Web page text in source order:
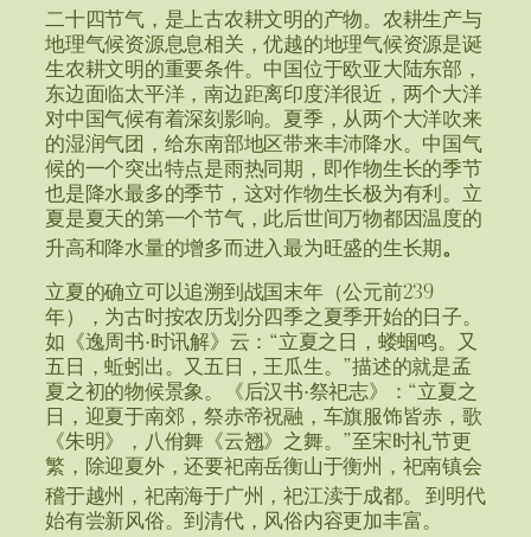
二十四节气，是上古农耕文明的产物。农耕生产与
地理气候资源息息相关，优越的地理气候资源是诞
生农耕文明的重要条件。中国位于欧亚大陆东部，
东边面临太平洋，南边距离印度洋很近，两个大洋
对中国气候有着深刻影响。夏季，从两个大洋吹来
的湿润气团，给东南部地区带来丰沛降水。中国气
候的一个突出特点是雨热同期，即作物生长的季节
也是降水最多的季节，这对作物生长极为有利。立
夏是夏天的第一个节气，此后世间万物都因温度的
升高和降水量的增多而进入最为旺盛的生长期。
立夏的确立可以追溯到战国末年（公元前239
年），为古时按农历划分四季之夏季开始的日子。
如《逸周书·时讯解》云：“立夏之日，蝼蝈鸣。又
五日，蚯蚓出。又五日，王瓜生。”描述的就是孟
夏之初的物候景象。《后汉书·祭祀志》：“立夏之
日，迎夏于南郊，祭赤帝祝融，车旗服饰皆赤，歌
《朱明》，八佾舞《云翘》之舞。”至宋时礼节更
繁，除迎夏外，还要祀南岳衡山于衡州，祀南镇会
稽于越州，祀南海于广州，祀江渎于成都。 到明代
始有尝新风俗。到清代，风俗内容更加丰富。